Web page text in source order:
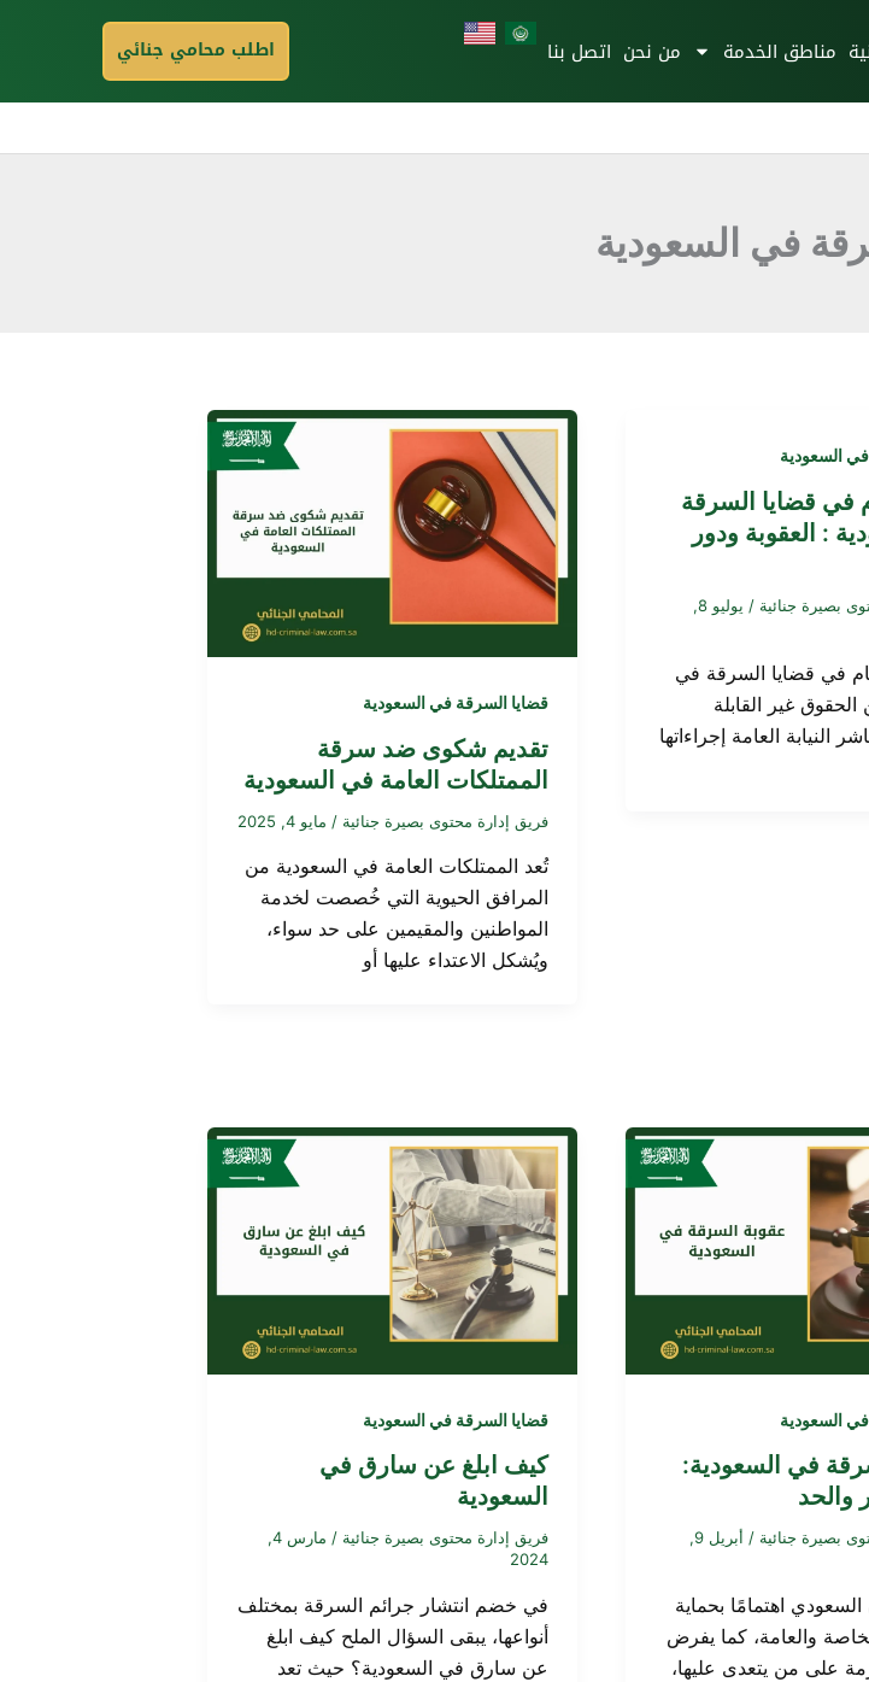
مناطق الخدمة من نحن اتصل بنا اطلب محامي جنائي
في السعودية
السعودية
في قضايا السرقة
: العقوبة ودور
بصيرة جنائية /
يوليو 8,
في قضايا السرقة في
غير القابلة
النيابة العامة إجراءاتها
قضايا السرقة في السعودية
تقديم شكوى ضد سرقة
الممتلكات العامة في السعودية
فريق إدارة محتوى بصيرة جنائية/ مايو 4, 2025
تُعد الممتلكات العامة في السعودية من
المرافق الحيوية التي خُصصت لخدمة
المواطنين والمقيمين على حد سواء،
ويُشكل الاعتداء عليها أو
السعودية
في السعودية:
والحد
بصيرة جنائية /
أبريل 9,
السعودي اهتمامًا بحماية
والعامة، كما يفرض
على من يتعدى عليها،
قضايا السرقة في السعودية
كيف ابلغ عن سارق في
السعودية
فريق إدارة محتوى بصيرة جنائية/
مارس 4,
2024
في خضم انتشار جرائم السرقة بمختلف
أنواعها، يبقى السؤال الملح كيف ابلغ
عن سارق في السعودية؟ حيث تعد